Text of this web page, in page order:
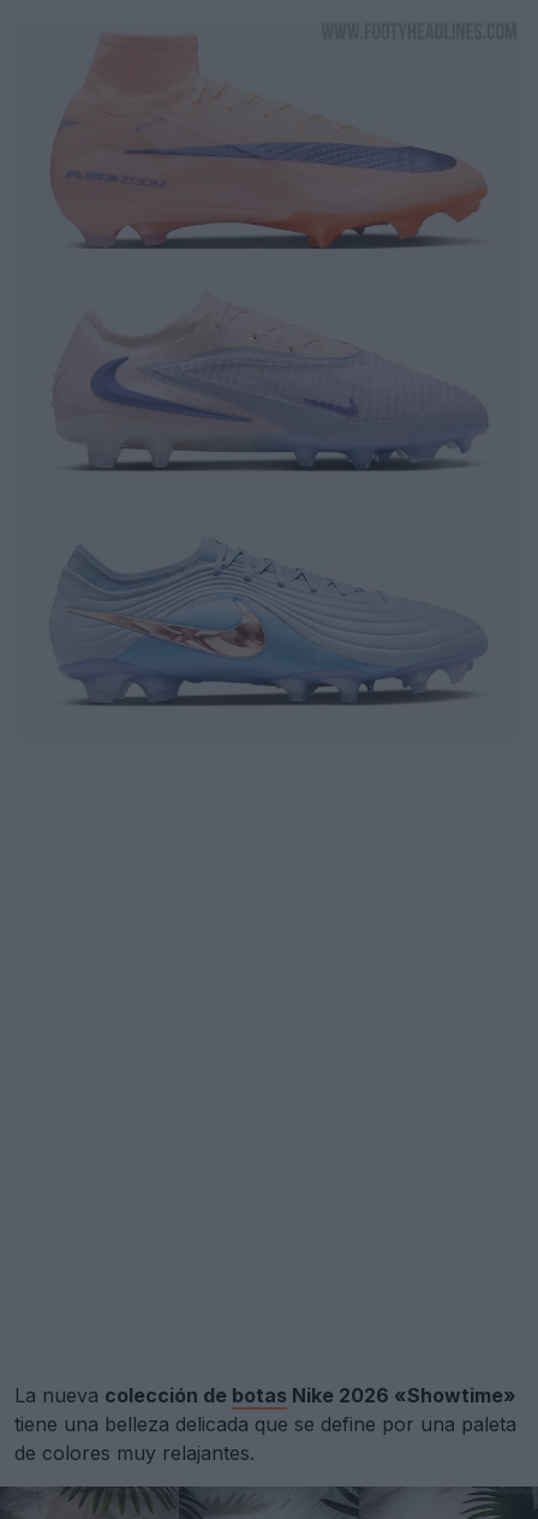
La nueva colección de botas Nike 2026 «Showtime»
tiene una belleza delicada que se define por una paleta
de colores muy relajantes.